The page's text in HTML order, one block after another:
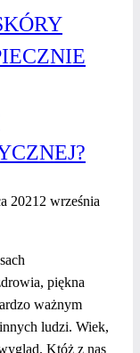
2021 2 września
piękna
ważnym
ludzi. Wiek,
Któż z nas